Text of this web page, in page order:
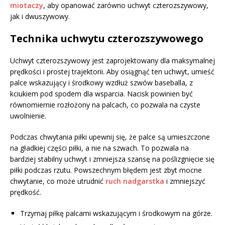
miotaczy, aby opanować zarówno uchwyt czterozszywowy,
jak i dwuszywowy.
Technika uchwytu czterozszywowego
Uchwyt czterozszywowy jest zaprojektowany dla maksymalnej
prędkości i prostej trajektorii. Aby osiągnąć ten uchwyt, umieść
palce wskazujący i środkowy wzdłuż szwów baseballa, z
kciukiem pod spodem dla wsparcia. Nacisk powinien być
równomiernie rozłożony na palcach, co pozwala na czyste
uwolnienie.
Podczas chwytania piłki upewnij się, że palce są umieszczone
na gładkiej części piłki, a nie na szwach. To pozwala na
bardziej stabilny uchwyt i zmniejsza szansę na poślizgnięcie się
piłki podczas rzutu. Powszechnym błędem jest zbyt mocne
chwytanie, co może utrudnić ruch nadgarstka i zmniejszyć
prędkość.
Trzymaj piłkę palcami wskazującym i środkowym na górze.